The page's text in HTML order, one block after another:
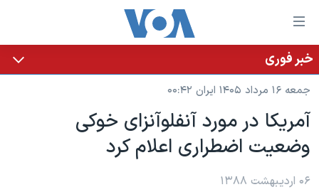
لینکهای
قابل
دسترسی
جهش
محتوای
اصلی
جهش
به
خانه
نسخه سبک وب‌سایت
موضوع ها
ایران
آمریکا
برنامه های تلویزیونی
جدول برنامه ها
خبر فوری
جمعه ۱۶ مرداد ۱۴۰۵ ایران ۰۰:۴۲
آمریکا در مورد آنفلوآنزای خوکی
وضعیت اضطراری اعلام کرد
۰۶ اردیبهشت ۱۳۸۸